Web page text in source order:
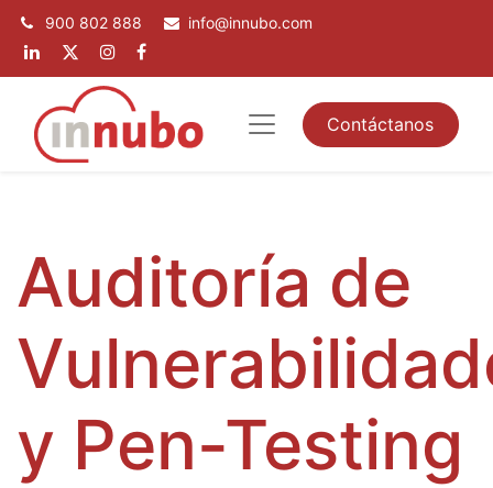
900 802 888 info@innubo.com
Contáctanos
Auditoría de
y Pen-Testing